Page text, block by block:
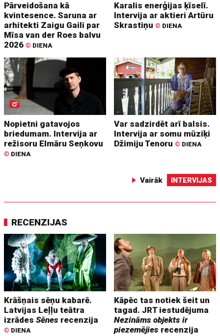
Pārveidošana kā
kvintesence. Saruna ar
arhitekti Zaigu Gaili par
Mīsa van der Roes balvu
2026 © DIENA
Karalis enerģijas ķīselī.
Intervija ar aktieri Artūru
Skrastiņu © DIENA
Nopietni gatavojos
briedumam. Intervija ar
režisoru Elmāru Seņkovu
© DIENA
Var sadzirdēt arī balsis.
Intervija ar somu mūziķi
Džimiju Tenoru © DIENA
Vairāk INTERVIJAS
RECENZIJAS
Krāšņais sēņu kabarē.
Latvijas Leļļu teātra
izrādesSēnes recenzija
© DIENA
Kāpēc tas notiek šeit un
tagad. JRT iestudējuma
Nezināms objekts ir
piezemējies recenzija